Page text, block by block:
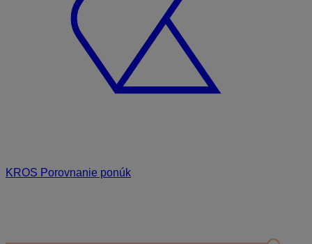
KROS Porovnanie ponúk